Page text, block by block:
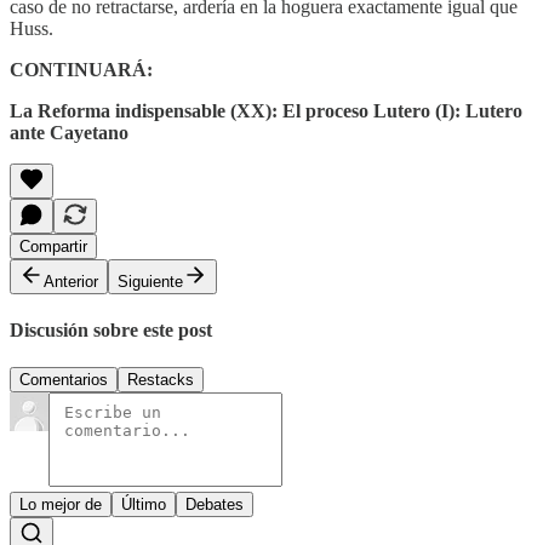
caso de no retractarse, ardería en la hoguera exactamente igual que
Huss.
CONTINUARÁ:
La Reforma indispensable (XX): El proceso Lutero (I): Lutero
ante Cayetano
Compartir
Anterior
Siguiente
Discusión sobre este post
Comentarios Restacks
Lo mejor de Último Debates